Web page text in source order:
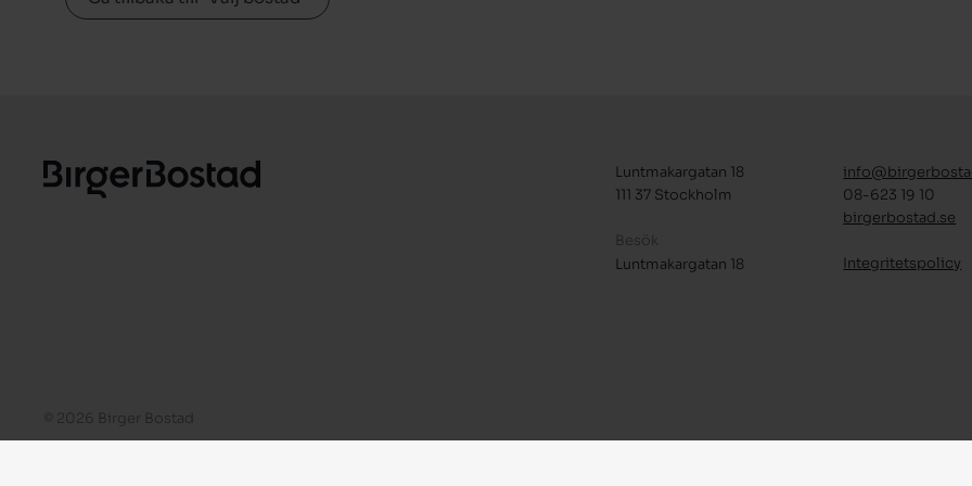
Luntmakargatan 18
111 37 Stockholm
Besök
Luntmakargatan 18
08-623 19 10
birgerbostad.se
Integritetspolicy
© 2026 Birger Bostad